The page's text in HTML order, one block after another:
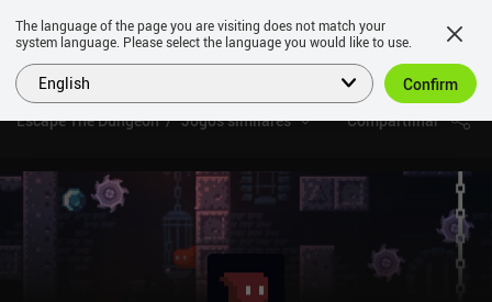
Escape The Dungeon Jogos similares Compartilhar
The language of the page you are visiting does not match your
system language. Please select the language you would like to use.
English Confirm